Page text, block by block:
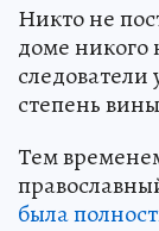
Никто не
доме
степень
Тем
была